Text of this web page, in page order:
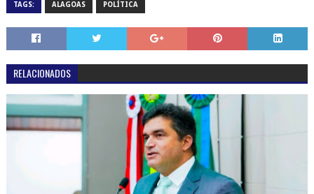
TAGS: ALAGOAS POLÍTICA
RELACIONADOS